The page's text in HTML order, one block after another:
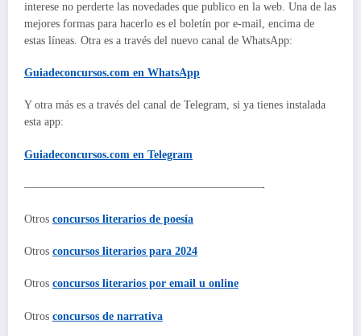
interese no perderte las novedades que publico en la web. Una de las
mejores formas para hacerlo es el boletín por e-mail, encima de
estas líneas. Otra es a través del nuevo canal de WhatsApp:
Guiadeconcursos.com en WhatsApp
Y otra más es a través del canal de Telegram, si ya tienes instalada
esta app:
Guiadeconcursos.com en Telegram
—————————————————————-
Otros concursos literarios de poesía
Otros concursos literarios para 2024
Otros concursos literarios por email u online
Otros concursos de narrativa